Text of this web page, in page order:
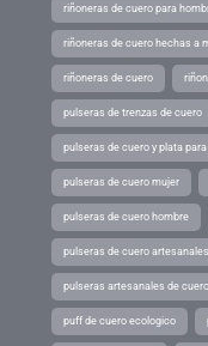
riñoneras de cuero para
riñoneras de cuero hechas a
riñoneras de cuero
pulseras de trenzas de cuero
pulseras de cuero y plata
pulseras de cuero mujer
pulseras de cuero hombre
pulseras de cuero artesanales
pulseras artesanales de cuero
puff de cuero ecologico